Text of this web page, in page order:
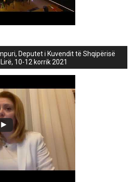
Deputet i Kuvendit të Shqipërisë
10-12 korrik 2021